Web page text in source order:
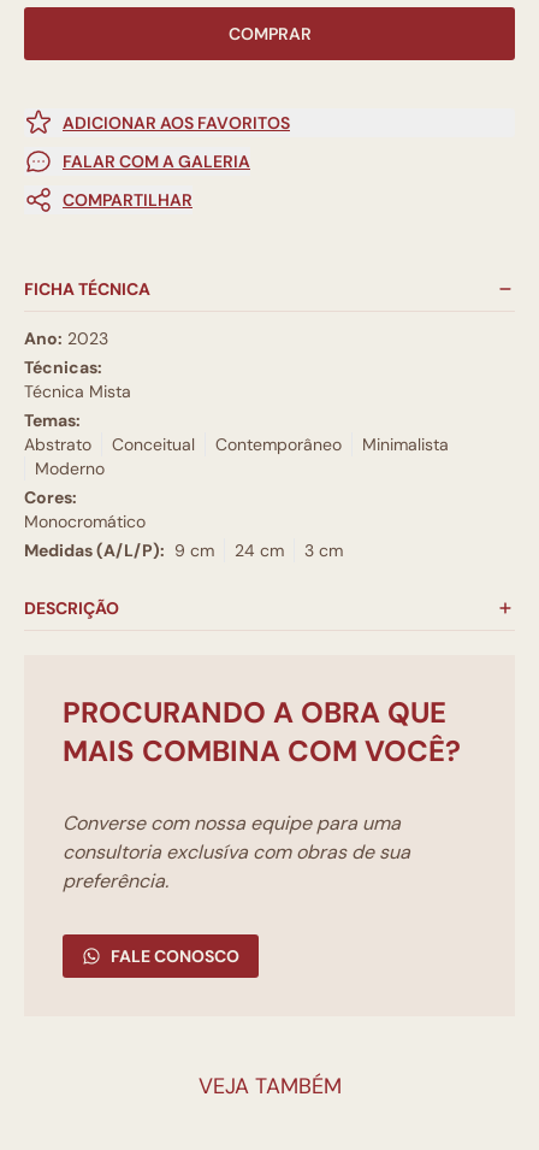
COMPRAR
ADICIONAR AOS FAVORITOS
FALAR COM A GALERIA
COMPARTILHAR
FICHA TÉCNICA
Ano: 2023
Técnicas:
Técnica Mista
Temas:
Abstrato
Conceitual Contemporâneo
Minimalista
Moderno
Cores:
Monocromático
Medidas (A/L/P): 9 cm 24 cm 3 cm
DESCRIÇÃO
PROCURANDO A OBRA QUE
MAIS COMBINA COM VOCÊ?
Converse com nossa equipe para uma
consultoria exclusíva com obras de sua
preferência.
FALE CONOSCO
VEJA TAMBÉM